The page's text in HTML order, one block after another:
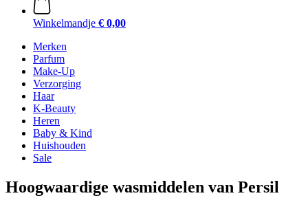
Winkelmandje € 0,00
Merken
Parfum
Make-Up
Verzorging
Haar
K-Beauty
Heren
Baby & Kind
Huishouden
Sale
Hoogwaardige wasmiddelen van Persil